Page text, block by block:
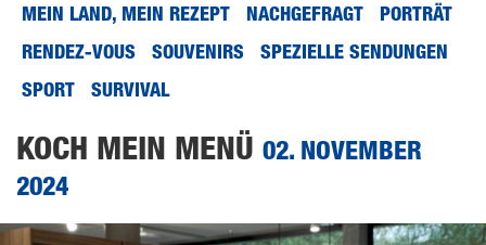
MEIN LAND, MEIN REZEPT
NACHGEFRAGT
PORTRÄT
RENDEZ-VOUS
SOUVENIRS
SPEZIELLE SENDUNGEN
SPORT
SURVIVAL
KOCH MEIN MENÜ 02. NOVEMBER
2024